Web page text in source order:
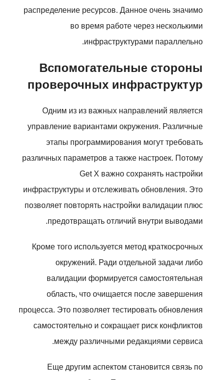
распределение ресурсов. Данное очень значимо
во время работе через несколькими
инфраструктурами параллельно.
Вспомогательные стороны
проверочных инфраструктур
Одним из из важных направлений является
управление вариантами окружения. Различные
этапы программирования могут требовать
различных параметров а также настроек. Потому
Get X важно сохранять настройки
инфраструктуры и отслеживать обновления. Это
позволяет повторять настройки валидации плюс
предотвращать отличий внутри выводами.
Кроме того используется метод краткосрочных
окружений. Ради отдельной задачи либо
валидации формируется самостоятельная
область, что очищается после завершения
процесса. Это позволяет тестировать обновления
самостоятельно и сокращает риск конфликтов
между различными редакциями сервиса.
Еще другим аспектом становится связь по